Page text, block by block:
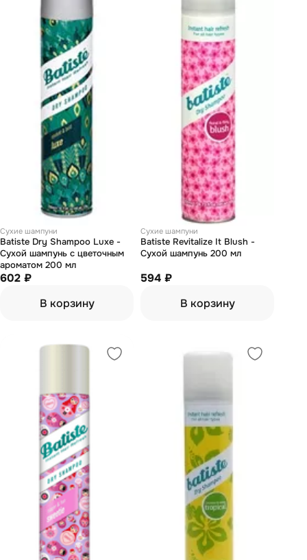
Сухие шампуни
Batiste Dry Shampoo Luxe -
Сухой шампунь с цветочным
ароматом 200 мл
602 ₽
В корзину
Сухие шампуни
Batiste Revitalize It Blush -
Сухой шампунь 200 мл
594 ₽
В корзину